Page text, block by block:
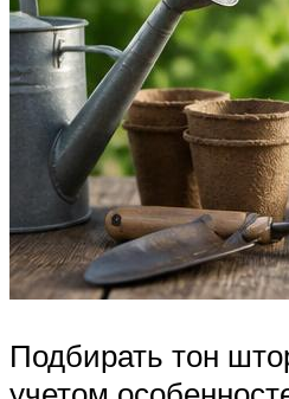
Подбирать тон